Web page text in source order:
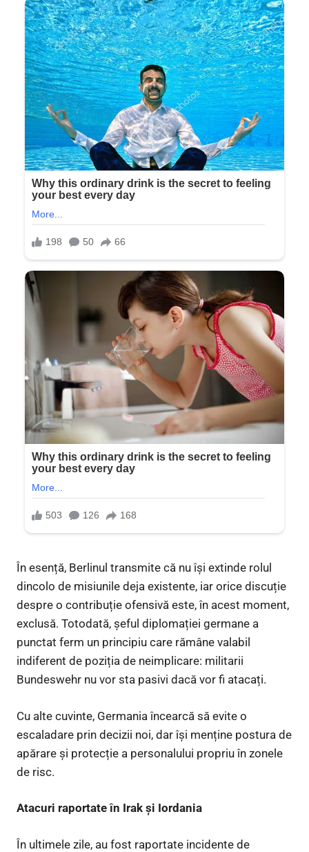
În esență, Berlinul transmite că nu își extinde rolul
dincolo de misiunile deja existente, iar orice discuție
despre o contribuție ofensivă este, în acest moment,
exclusă. Totodată, șeful diplomației germane a
punctat ferm un principiu care rămâne valabil
indiferent de poziția de neimplicare: militarii
Bundeswehr nu vor sta pasivi dacă vor fi atacați.
Cu alte cuvinte, Germania încearcă să evite o
escaladare prin decizii noi, dar își menține postura de
apărare și protecție a personalului propriu în zonele
de risc.
Atacuri raportate în Irak și Iordania
În ultimele zile, au fost raportate incidente de